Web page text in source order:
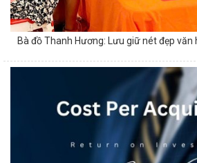
Bà đồ Thanh Hương: Lưu giữ nét đẹp văn